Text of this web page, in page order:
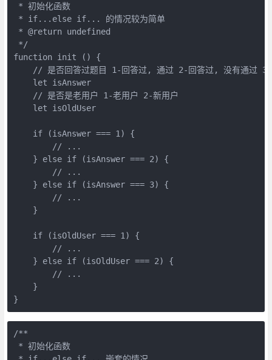
* 初始化函数
* if...else if... 的情况较为简单
* @return undefined
*/
function init () {
// 是否回答过题目 1-回答过, 通过 2-回答过, 没有通过
    let isAnswer
    // 是否是老用户 1-老用户 2-新用户
    let isOldUser
    if (isAnswer === 1) {
        // ...
    } else if (isAnswer === 2) {
        // ...
    } else if (isAnswer === 3) {
        // ...
    }
    if (isOldUser === 1) {
        // ...
    } else if (isOldUser === 2) {
        // ...
    }
}
/**
* 初始化函数